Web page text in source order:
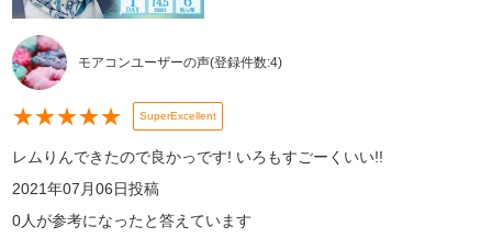
モアコンユーザーの声(登録件数:4)
★★★★★ SuperExcellent
レムりんできたので良かっです! いろもすごーくいい!!
2021年07月06日投稿
0人が参考になったと答えています